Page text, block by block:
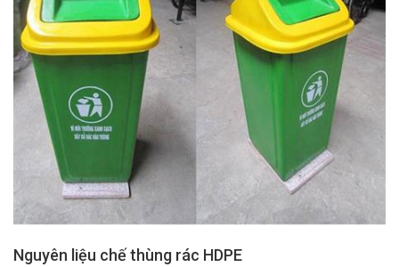
Nguyên liệu chế thùng rác HDPE